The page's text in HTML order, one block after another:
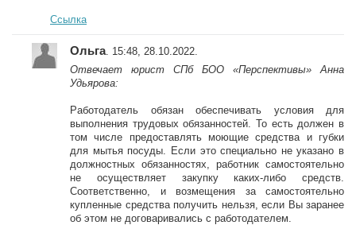
Ссылка
Ольга. 15:48, 28.10.2022.
Отвечает юрист СПб БОО «Перспективы» Анна
Удьярова:
Работодатель обязан обеспечивать условия для
выполнения трудовых обязанностей. То есть должен в
том числе предоставлять моющие средства и губки
для мытья посуды. Если это специально не указано в
должностных обязанностях, работник самостоятельно
не осуществляет закупку каких-либо средств.
Соответственно, и возмещения за самостоятельно
купленные средства получить нельзя, если Вы заранее
об этом не договаривались с работодателем.